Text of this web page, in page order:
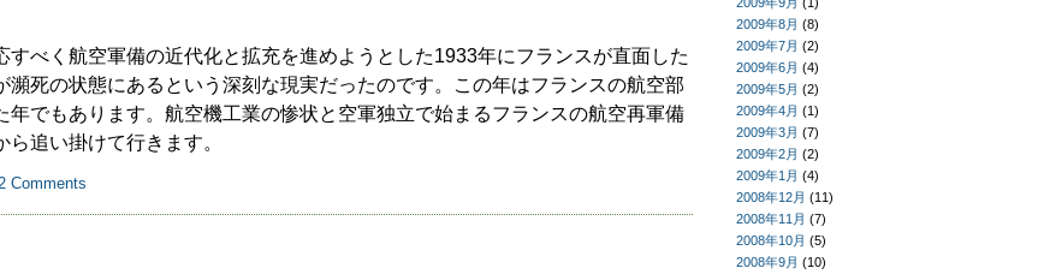
べく航空軍備の近代化と拡充を進めようとした1933年にフランスが直面した
瀕死の状態にあるという深刻な現実だったのです。この年はフランスの航空部
年でもあります。航空機工業の惨状と空軍独立で始まるフランスの航空再軍備
追い掛けて行きます。
Comments
2009年8月 (8)
2009年7月 (2)
2009年6月 (4)
2009年5月 (2)
2009年4月 (1)
2009年3月 (7)
2009年2月 (2)
2009年1月 (4)
2008年12月 (11)
2008年11月 (7)
2008年10月 (5)
2008年9月 (10)